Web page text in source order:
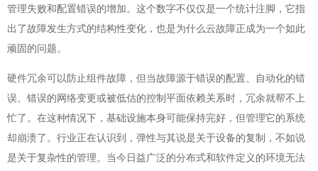
管理失败和配置错误的增加。这个数字不仅仅是一个统计注脚，它指
出了故障发生方式的结构性变化，也是为什么云故障正成为一个如此
顽固的问题。
硬件冗余可以防止组件故障，但当故障源于错误的配置、自动化的错
误、错误的网络变更或被低估的控制平面依赖关系时，冗余就帮不上
忙了。在这种情况下，基础设施本身可能保持完好，但管理它的系统
却崩溃了。行业正在认识到，弹性与其说是关于设备的复制，不如说
是关于复杂性的管理。当今日益广泛的分布式和软件定义的环境无法